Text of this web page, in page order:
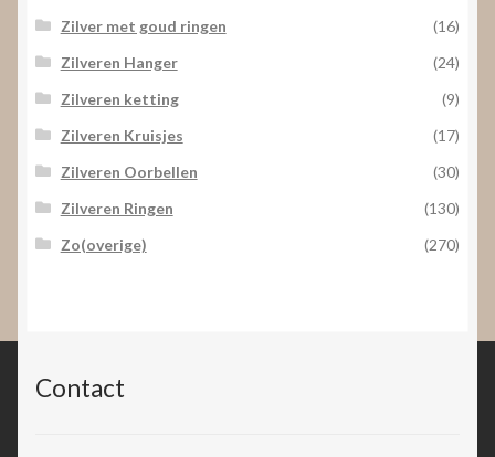
Zilver met goud ringen
(16)
Zilveren Hanger
(24)
Zilveren ketting
(9)
Zilveren Kruisjes
(17)
Zilveren Oorbellen
(30)
Zilveren Ringen
(130)
Zo(overige)
(270)
Contact